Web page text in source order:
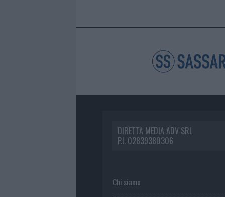
DIRETTA MEDIA ADV SRL
P.I. 02839380306
Chi siamo